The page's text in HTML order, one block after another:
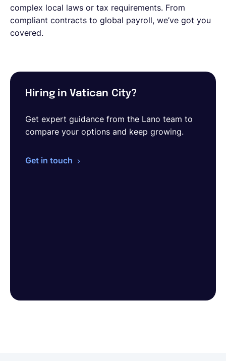
complex local laws or tax requirements. From
compliant contracts to global payroll, we’ve got you
covered.
Hiring in Vatican City?
Get expert guidance from the Lano team to
compare your options and keep growing.
Get in touch